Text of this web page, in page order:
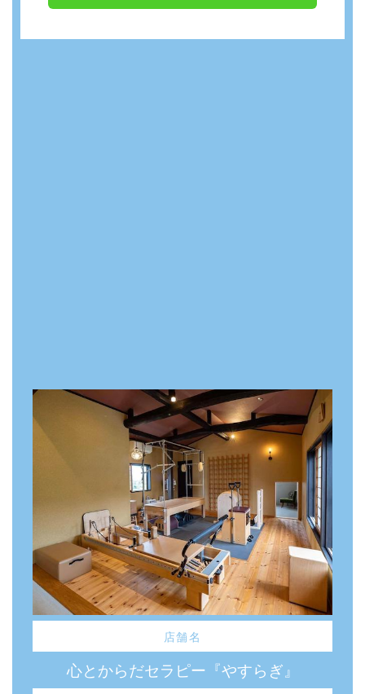
店舗名
心とからだセラピー『やすらぎ』